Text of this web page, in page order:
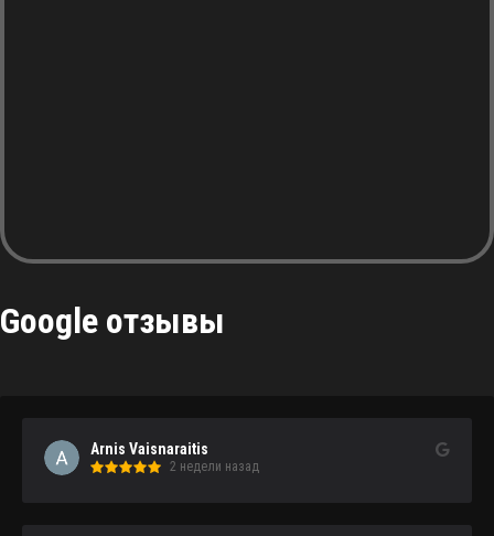
Google отзывы
Arnis Vaisnaraitis
2 недели назад